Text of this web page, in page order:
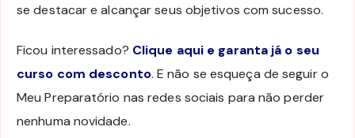
se destacar e alcançar seus objetivos com sucesso.
Ficou interessado? Clique aqui e garanta já o seu
curso com desconto. E não se esqueça de seguir o
Meu Preparatório nas redes sociais para não perder
nenhuma novidade.